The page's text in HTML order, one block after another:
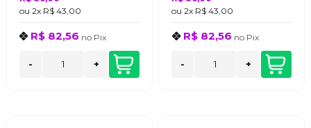
ou 2x R$ 43,00
R$ 82,56 no Pix
- +
ou 2x R$ 43,00
R$ 82,56 no Pix
- +